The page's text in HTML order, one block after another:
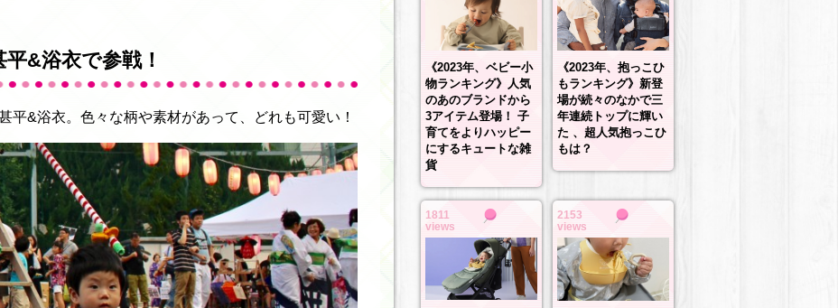
&浴衣で参戦！
平&浴衣。色々な柄や素材があって、どれも可愛い！
《2023年、ベビー小
物ランキング》人気
のあのブランドから
3アイテム登場！ 子
育てをよりハッピー
にするキュートな雑
貨
《2023年、抱っこひ
もランキング》新登
場が続々のなかで三
年連続トップに輝い
た 、超人気抱っこひ
もは？
1811
views
2153
views